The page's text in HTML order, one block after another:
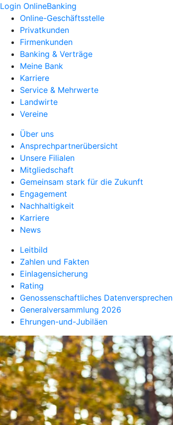
Login OnlineBanking
Online-Geschäftsstelle
Privatkunden
Firmenkunden
Banking & Verträge
Meine Bank
Karriere
Service & Mehrwerte
Landwirte
Vereine
Über uns
Ansprechpartnerübersicht
Unsere Filialen
Mitgliedschaft
Gemeinsam stark für die Zukunft
Engagement
Nachhaltigkeit
Karriere
News
Leitbild
Zahlen und Fakten
Einlagensicherung
Rating
Genossenschaftliches Datenversprechen
Generalversammlung 2026
Ehrungen-und-Jubiläen